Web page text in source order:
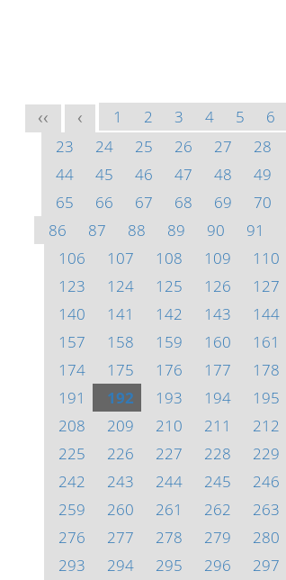
<< < 1 2 3 4 5 6
23
24 25 26 27 28
44
45 46 47 48 49
65
66 67 68 69 70
86
87 88 89 90 91
106
107 108 109 110
123
124 125 126 127
140
141 142 143 144
157
158 159 160 161
174
175 176 177 178
191
192 193 194 195
208
209 210 211 212
225
226 227 228 229
242
243 244 245 246
259
260 261 262 263
276
277 278 279 280
293
294 295 296 297